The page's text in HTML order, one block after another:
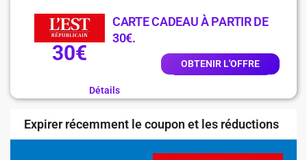
30€
CARTE CADEAU À PARTIR DE
30€.
OBTENIR L'OFFRE
Détails
Expirer récemment le coupon et les réductions